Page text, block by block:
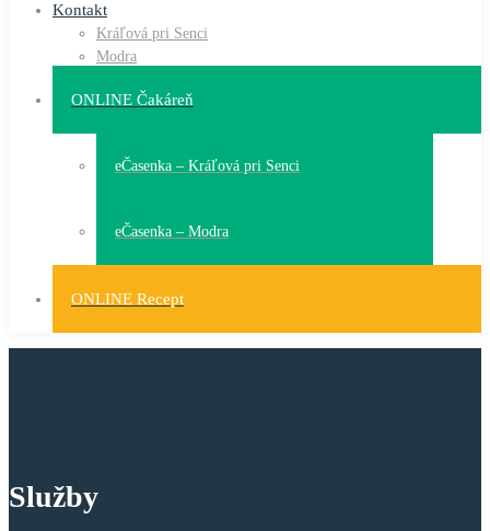
Kontakt
Kráľová pri Senci
Modra
ONLINE Čakáreň
eČasenka – Kráľová pri Senci
eČasenka – Modra
ONLINE Recept
Služby